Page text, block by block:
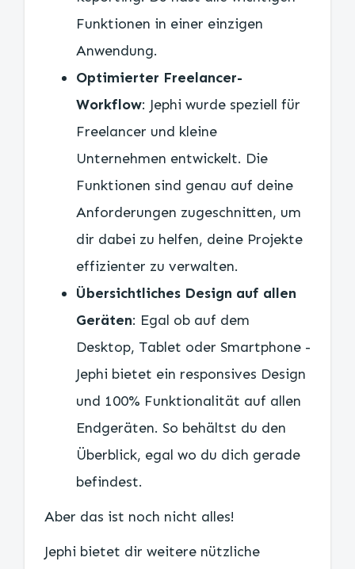
Funktionen in einer einzigen
Anwendung.
Optimierter Freelancer-
Workflow: Jephi wurde speziell für
Freelancer und kleine
Unternehmen entwickelt. Die
Funktionen sind genau auf deine
Anforderungen zugeschnitten, um
dir dabei zu helfen, deine Projekte
effizienter zu verwalten.
Übersichtliches Design auf allen
Geräten: Egal ob auf dem
Desktop, Tablet oder Smartphone -
Jephi bietet ein responsives Design
und 100% Funktionalität auf allen
Endgeräten. So behältst du den
Überblick, egal wo du dich gerade
befindest.
Aber das ist noch nicht alles!
Jephi bietet dir weitere nützliche